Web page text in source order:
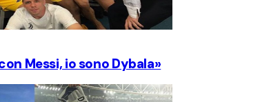
Messi, io sono Dybala»